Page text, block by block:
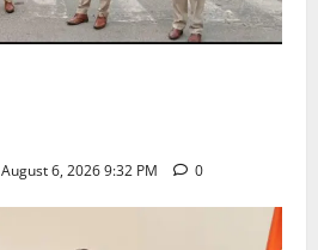
August 6, 2026 9:32 PM 0